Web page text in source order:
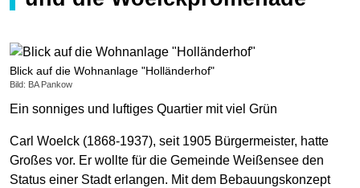
Blick auf die Wohnanlage "Holländerhof"
Bild: BA Pankow
Ein sonniges und luftiges Quartier mit viel Grün
Carl Woelck (1868-1937), seit 1905 Bürgermeister, hatte
Großes vor. Er wollte für die Gemeinde Weißensee den
Status einer Stadt erlangen. Mit dem Bebauungskonzept